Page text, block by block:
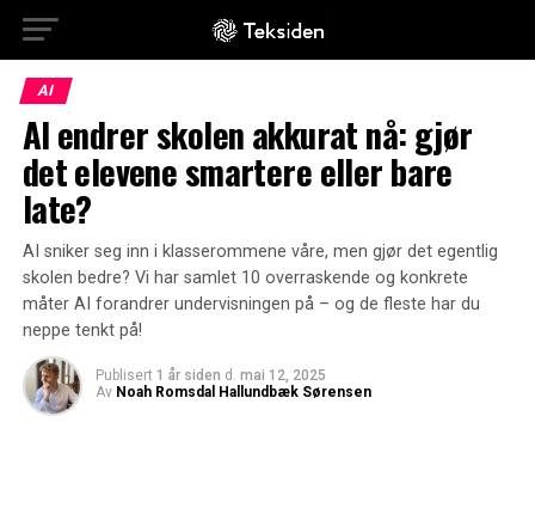
AI
AI endrer skolen akkurat nå: gjør
det elevene smartere eller bare
late?
AI sniker seg inn i klasserommene våre, men gjør det egentlig
skolen bedre? Vi har samlet 10 overraskende og konkrete
måter AI forandrer undervisningen på – og de fleste har du
neppe tenkt på!
Publisert 1 år siden d. mai 12, 2025
Av Noah Romsdal Hallundbæk Sørensen